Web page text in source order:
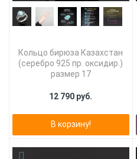
Кольцо бирюза Казахстан
(серебро 925 пр. оксидир.)
размер 17
12 790 руб.
В корзину!